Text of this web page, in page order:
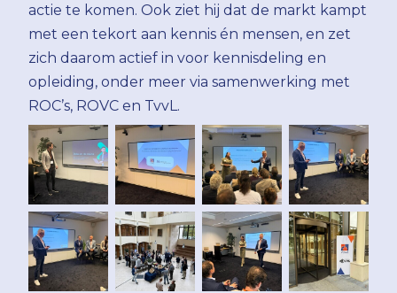
actie te komen. Ook ziet hij dat de markt kampt
met een tekort aan kennis én mensen, en zet
zich daarom actief in voor kennisdeling en
opleiding, onder meer via samenwerking met
ROC’s, ROVC en TvvL.